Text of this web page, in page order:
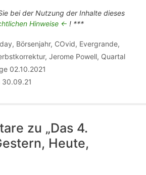
bei der Nutzung der Inhalte dieses
Hinweise <- ! ***
, Börsenjahr, COvid, Evergrande,
, Jerome Powell, Quartal
02.10.2021
30.09.21
zu „Das 4.
Heute,